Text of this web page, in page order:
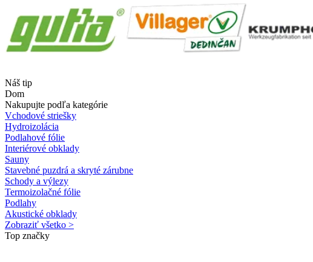
Náš tip
Dom
Nakupujte podľa kategórie
Vchodové striešky
Hydroizolácia
Podlahové fólie
Interiérové obklady
Sauny
Stavebné puzdrá a skryté zárubne
Schody a výlezy
Termoizolačné fólie
Podlahy
Akustické obklady
Zobraziť všetko >
Top značky